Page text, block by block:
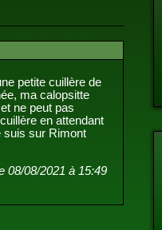
petite cuillère de
ma calopsitte
ne peut pas
en attendant
suis sur Rimont
08/08/2021 à 15:49